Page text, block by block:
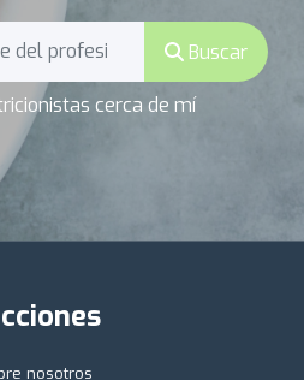
Buscar
cerca de mí
nosotros